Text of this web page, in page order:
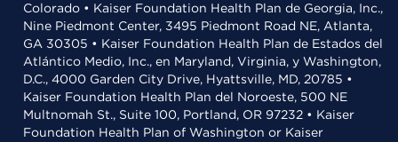
Colorado • Kaiser Foundation Health Plan de Georgia, Inc.,
Nine Piedmont Center, 3495 Piedmont Road NE, Atlanta,
GA 30305 • Kaiser Foundation Health Plan de Estados del
Atlántico Medio, Inc., en Maryland, Virginia, y Washington,
D.C., 4000 Garden City Drive, Hyattsville, MD, 20785 •
Kaiser Foundation Health Plan del Noroeste, 500 NE
Multnomah St., Suite 100, Portland, OR 97232 • Kaiser
Foundation Health Plan of Washington or Kaiser